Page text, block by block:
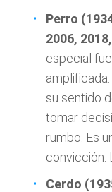
Perro
2006,
especial
su sentido
tomar
rumbo. Es
convicción.
Cerdo